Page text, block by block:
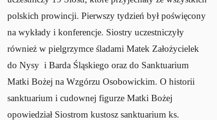
polskich prowincji. Pierwszy tydzień był poświęcony
na wykłady i konferencje. Siostry uczestniczyły
również w pielgrzymce śladami Matek Założycielek
do Nysy i Barda Śląskiego oraz do Sanktuarium
Matki Bożej na Wzgórzu Osobowickim. O historii
sanktuarium i cudownej figurze Matki Bożej
opowiedział Siostrom kustosz sanktuarium ks.